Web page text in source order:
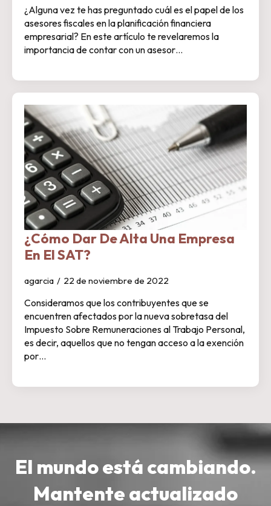
¿Alguna vez te has preguntado cuál es el papel de los
asesores fiscales en la planificación financiera
empresarial? En este artículo te revelaremos la
importancia de contar con un asesor…
¿Cómo Dar De Alta Una Empresa
En El SAT?
agarcia 22 de noviembre de 2022
Consideramos que los contribuyentes que se
encuentren afectados por la nueva sobretasa del
Impuesto Sobre Remuneraciones al Trabajo Personal,
es decir, aquellos que no tengan acceso a la exención
por…
El mundo está cambiando.
Mantente actualizado